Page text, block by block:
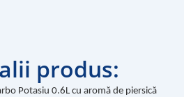
produs:
Potasiu 0.6L cu aromă de piersică